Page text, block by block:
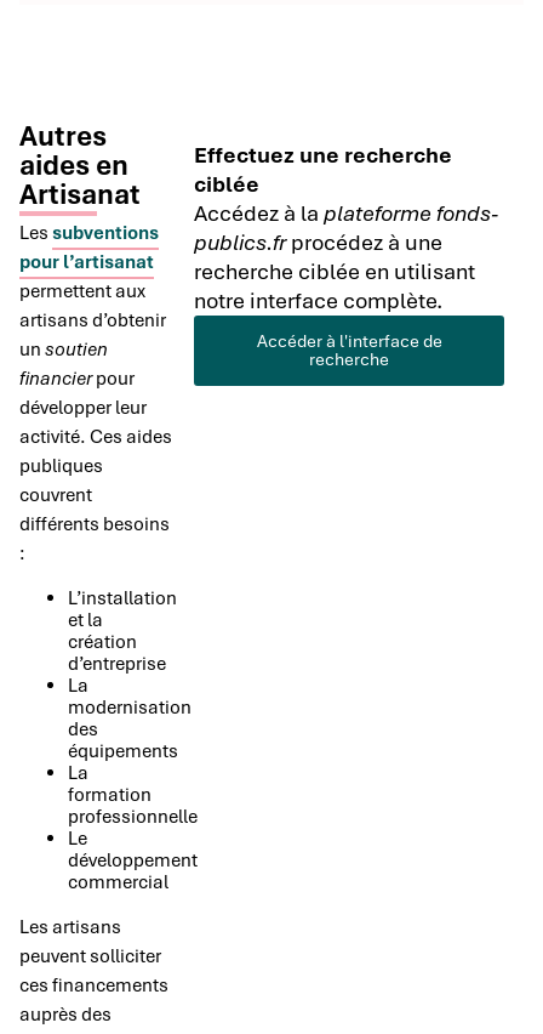
Autres
aides en
Artisanat
Les subventions
pour l’artisanat
permettent aux
artisans d’obtenir
un soutien
financierpour
développer leur
activité. Ces aides
publiques
couvrent
différents besoins
:
L’installation
et la
création
d’entreprise
La
modernisation
des
équipements
La
formation
professionnelle
Le
développement
commercial
Les artisans
peuvent solliciter
ces financements
auprès des
Effectuez une recherche
ciblée
Accédez à laplateforme fonds-
publics.frprocédez à une
recherche ciblée en utilisant
notre interface complète.
Accéder à l'interface de
recherche